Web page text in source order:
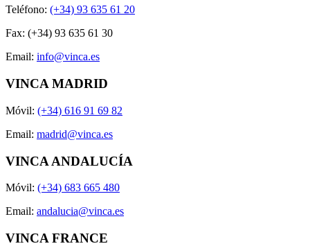
Teléfono: (+34) 93 635 61 20
Fax: (+34) 93 635 61 30
Email: info@vinca.es
VINCA MADRID
Móvil: (+34) 616 91 69 82
Email: madrid@vinca.es
VINCA ANDALUCÍA
Móvil: (+34) 683 665 480
Email: andalucia@vinca.es
VINCA FRANCE